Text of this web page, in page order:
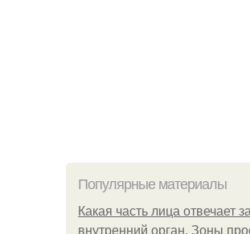
Популярные материалы
Какая часть лица отвечает
внутренний орган. Зоны